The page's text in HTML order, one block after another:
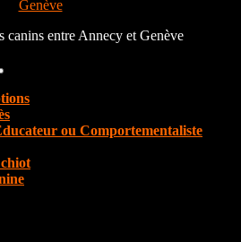
canins entre Annecy et Genève
ou Comportementaliste